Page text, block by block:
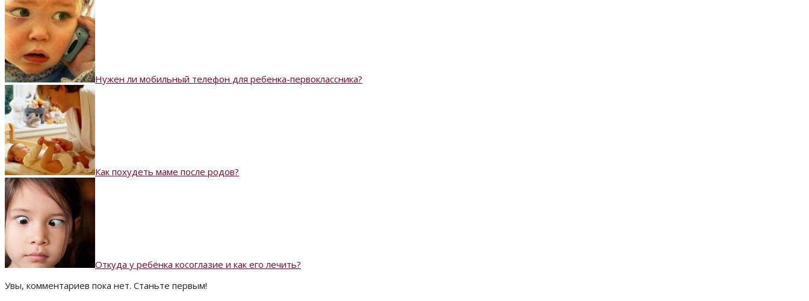
Нужен ли мобильный телефон для ребенка-первоклассника?
Как похудеть маме после родов?
Откуда у ребёнка косоглазие и как его лечить?
Увы, комментариев пока нет. Станьте первым!